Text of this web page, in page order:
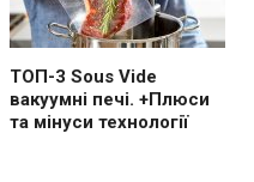
ТОП-3 Sous Vide
вакуумні печі. +Плюси
та мінуси технології